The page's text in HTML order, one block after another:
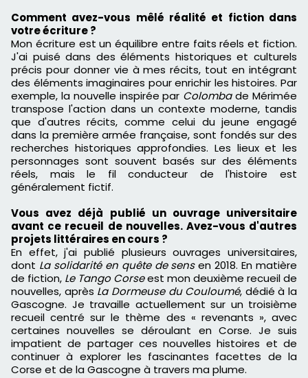
Comment avez-vous mêlé réalité et fiction dans
votre écriture ?
Mon écriture est un équilibre entre faits réels et fiction.
J'ai puisé dans des éléments historiques et culturels
précis pour donner vie à mes récits, tout en intégrant
des éléments imaginaires pour enrichir les histoires. Par
exemple, la nouvelle inspirée par Colombade Mérimée
transpose l'action dans un contexte moderne, tandis
que d'autres récits, comme celui du jeune engagé
dans la première armée française, sont fondés sur des
recherches historiques approfondies. Les lieux et les
personnages sont souvent basés sur des éléments
réels, mais le fil conducteur de l'histoire est
généralement fictif.
Vous avez déjà publié un ouvrage universitaire
avant ce recueil de nouvelles. Avez-vous d'autres
projets littéraires en cours ?
En effet, j'ai publié plusieurs ouvrages universitaires,
dont La solidarité en quête de sensen 2018. En matière
de fiction, Le Tango Corseest mon deuxième recueil de
nouvelles, après La Dormeuse du Couloumé, dédié à la
Gascogne. Je travaille actuellement sur un troisième
recueil centré sur le thème des « revenants », avec
certaines nouvelles se déroulant en Corse. Je suis
impatient de partager ces nouvelles histoires et de
continuer à explorer les fascinantes facettes de la
Corse et de la Gascogne à travers ma plume.